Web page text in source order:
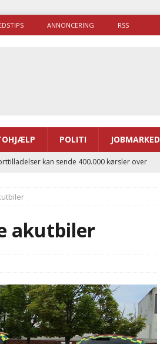
ANNONCERING RSS
POLITI JOBMARKED
kan sende 400.000 kørsler over
til Samsø
tid på at komme af sted i 2025
ruste betjentene til mere kompleks
responstid steg med 9 sekunder i 2025
akutbiler